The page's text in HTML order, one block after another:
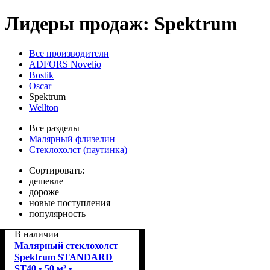
Лидеры продаж: Spektrum
Все производители
ADFORS Novelio
Bostik
Oscar
Spektrum
Wellton
Все разделы
Малярный флизелин
Стеклохолст (паутинка)
Сортировать:
дешевле
дороже
новые поступления
популярность
В наличии
Малярный стеклохолст
Spektrum STANDARD